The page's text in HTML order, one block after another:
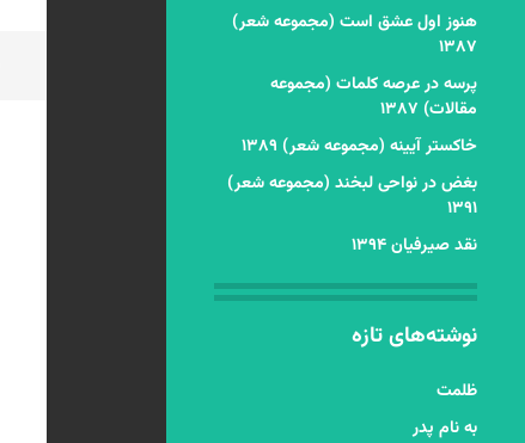
هنوز اول عشق است (مجموعه شعر)
۱۳۸۷
پرسه در عرصه کلمات (مجموعه
مقالات) ۱۳۸۷
خاکستر آیینه (مجموعه شعر) ۱۳۸۹
بغض در نواحی لبخند (مجموعه شعر)
۱۳۹۱
نقد صیرفیان ۱۳۹۴
نوشته‌های تازه
ظلمت
به نام پدر